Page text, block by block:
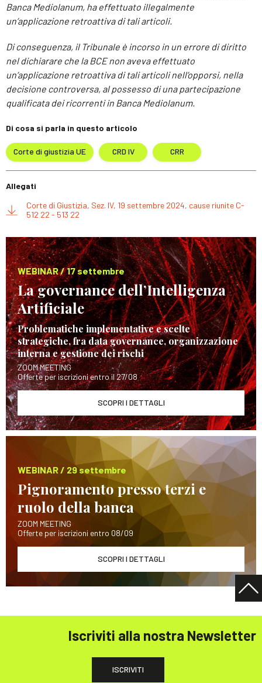
Banca Mediolanum, ha effettuato illegalmente
un’applicazione retroattiva di tali articoli.
Di conseguenza, il Tribunale è incorso in un errore di diritto
nel dichiarare che la BCE non aveva effettuato
un’applicazione retroattiva di tali articoli nell’opporsi, nella
decisione controversa, al possesso di una partecipazione
qualificata dei ricorrenti in Banca Mediolanum.
Di cosa si parla in questo articolo
Corte di giustizia UE CRD IV CRR
Allegati
Corte di Giustizia, Sez. IV, 19 settembre 2024, cause riunite C-
512 22 - 513 22
WEBINAR / 17 settembre
La governance dell’Intelligenza
Artificiale
Problematiche implementative e scelte
strategiche, fra data governance, organizzazione
interna e gestione dei rischi
ZOOM MEETING
Offerte per iscrizioni entro il 27/08
SCOPRI I DETTAGLI
WEBINAR / 29 settembre
Pignoramento presso terzi e
ruolo della banca
ZOOM MEETING
Offerte per iscrizioni entro 08/09
SCOPRI I DETTAGLI
Iscriviti alla nostra Newsletter
ISCRIVITI